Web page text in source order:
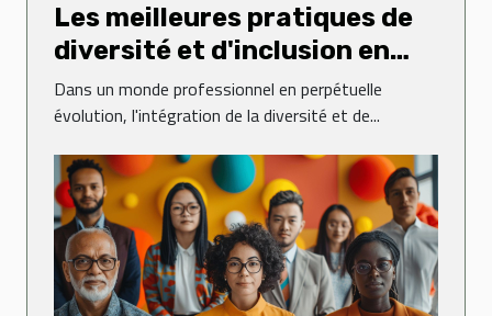
Les meilleures pratiques de
diversité et d'inclusion en
entreprise pour favoriser
l'innovation et la
performance
Dans un monde professionnel en perpétuelle
évolution, l'intégration de la diversité et de...